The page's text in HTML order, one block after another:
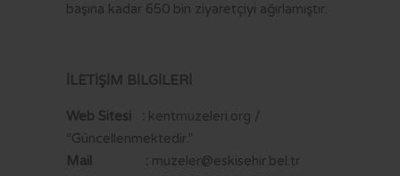
başına kadar 650 bin ziyaretçiyi ağırlamıştır.
İLETİŞİM BİLGİLERİ
Web Sitesi : kentmuzeleri.org /
“Güncellenmektedir.”
Mail : muzeler@eskisehir.bel.tr